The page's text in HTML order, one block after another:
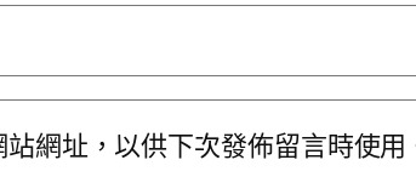
網址，以供下次發佈留言時使用